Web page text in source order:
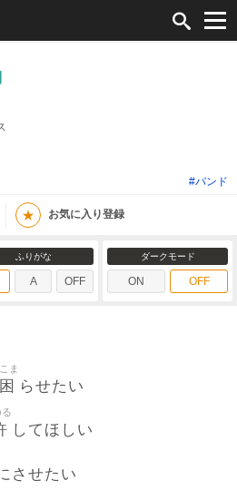
#バンド
★ お気に入り登録
ふりがな
A OFF
ダークモード
ON OFF
困
こま
らせたい
してほしい
させたい